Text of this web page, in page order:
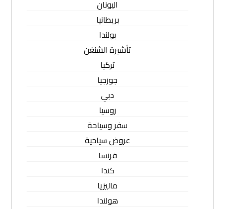
اليونان
بريطانيا
بولندا
تأشيرة الشنغن
تركيا
جورجيا
دبي
روسيا
سفر وسياحة
عروض سياحية
فرنسا
كندا
ماليزيا
هولندا